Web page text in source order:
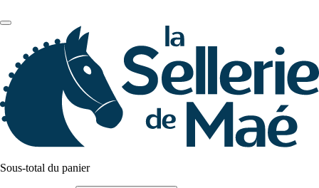
Sous-total du panier